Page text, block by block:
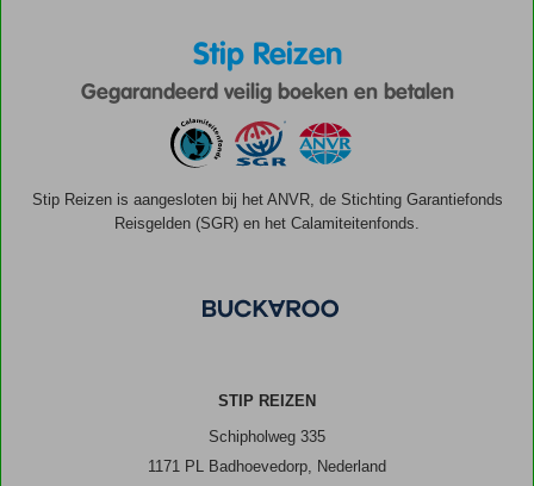
Stip Reizen
Gegarandeerd veilig boeken en betalen
Stip Reizen is aangesloten bij het ANVR, de Stichting Garantiefonds
Reisgelden (SGR) en het Calamiteitenfonds.
STIP REIZEN
Schipholweg 335
1171 PL Badhoevedorp, Nederland